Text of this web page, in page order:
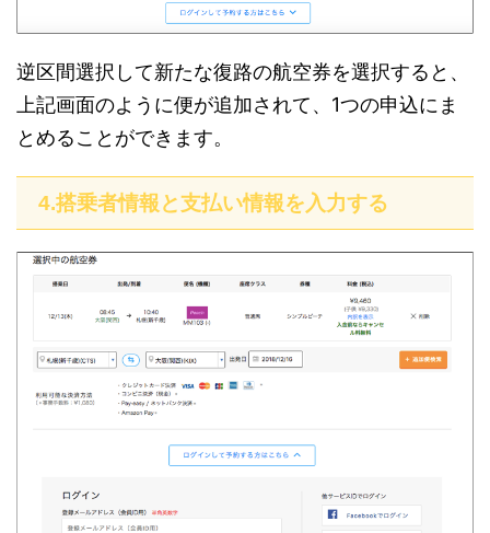
逆区間選択して新たな復路の航空券を選択すると、
上記画面のように便が追加されて、1つの申込にま
とめることができます。
4.搭乗者情報と支払い情報を入力する